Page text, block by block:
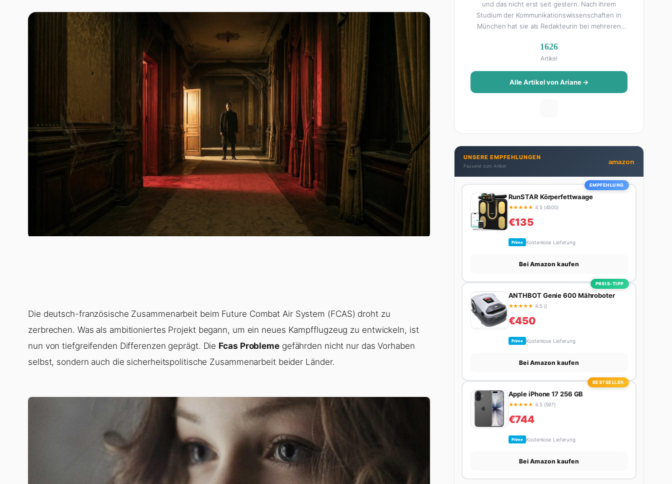
Die deutsch-französische Zusammenarbeit beim Future Combat Air System (FCAS) droht zu
zerbrechen. Was als ambitioniertes Projekt begann, um ein neues Kampfflugzeug zu entwickeln, ist
nun von tiefgreifenden Differenzen geprägt. Die Fcas Problemegefährden nicht nur das Vorhaben
selbst, sondern auch die sicherheitspolitische Zusammenarbeit beider Länder.
und das nicht erst seit gestern. Nach ihrem
Studium der Kommunikationswissenschaften in
München hat sie als Redakteurin bei mehreren
FHM-Team gestoßen ist. Als Lifestyle-Redakteurin
schreibt sie über alles, was das Leben schöner
macht: von Interior Design und Reise-Tipps über
Food-Trends bis hin zu Beziehungsratgebern, die
auch Männer gerne lesen. Ihre Geheimwaffe: Sie
ewigen Suche nach dem besten Brunch-Spot der
Stadt. Ihre Interior-Tipps basieren auf echter
Erfahrung – ihre Wohnung wurde schon zweimal in
Design-Blogs gefeatured.
1626
Artikel
Alle Artikel von Ariane →
UNSERE EMPFEHLUNGEN
Passend zum Artikel
amazon
EMPFEHLUNG
RunSTAR Körperfettwaage
★★★★★ 4.5 (4500)
€135
Prime Kostenlose Lieferung
Bei Amazon kaufen
PREIS-TIPP
ANTHBOT Genie 600 Mähroboter
★★★★★ 4.5 ()
€450
Prime Kostenlose Lieferung
Bei Amazon kaufen
BESTSELLER
Apple iPhone 17 256 GB
★★★★★ 4.5 (597)
€744
Prime Kostenlose Lieferung
Bei Amazon kaufen